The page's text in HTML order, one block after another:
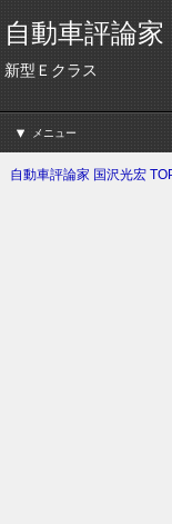
自動車評論
新型Ｅクラス
メニュー
自動車評論家 国沢光宏